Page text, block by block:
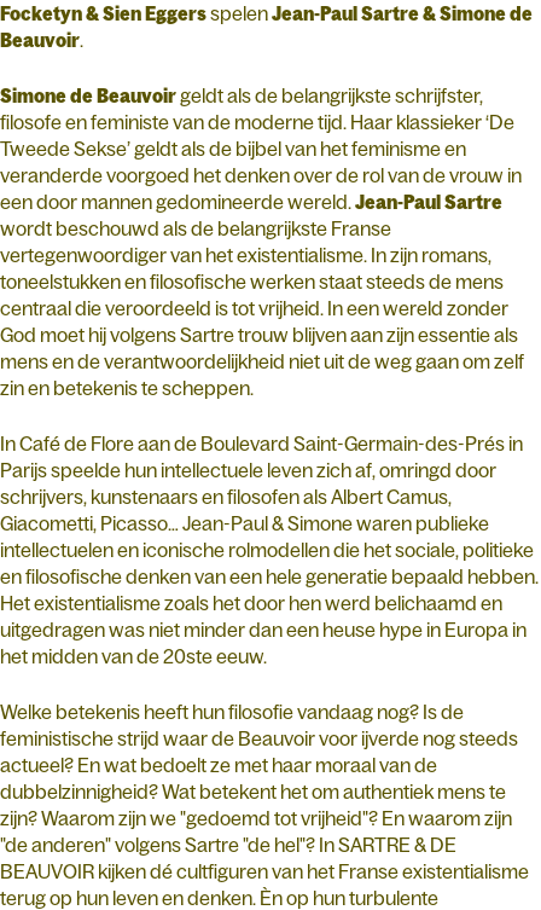
Focketyn & Sien EggersspelenJean-Paul Sartre & Simone de
Beauvoir
Simone de Beauvoirgeldt als de belangrijkste schrijfster,
filosofe en feministe van de moderne tijd. Haar klassieker ‘De
Tweede Sekse’ geldt als de bijbel van het feminisme en
veranderde voorgoed het denken over de rol van de vrouw in
een door mannen gedomineerde wereld. Jean-Paul Sartre
wordt beschouwd als de belangrijkste Franse
vertegenwoordiger van het existentialisme. In zijn romans,
toneelstukken en filosofische werken staat steeds de mens
centraal die veroordeeld is tot vrijheid. In een wereld zonder
God moet hij volgens Sartre trouw blijven aan zijn essentie als
mens en de verantwoordelijkheid niet uit de weg gaan om zelf
zin en betekenis te scheppen.
In Café de Flore aan de Boulevard Saint-Germain-des-Prés in
Parijs speelde hun intellectuele leven zich af, omringd door
schrijvers, kunstenaars en filosofen als Albert Camus,
Giacometti, Picasso… Jean-Paul & Simone waren publieke
intellectuelen en iconische rolmodellen die het sociale, politieke
en filosofische denken van een hele generatie bepaald hebben.
Het existentialisme zoals het door hen werd belichaamd en
uitgedragen was niet minder dan een heuse hype in Europa in
het midden van de 20ste eeuw.
Welke betekenis heeft hun filosofie vandaag nog? Is de
feministische strijd waar de Beauvoir voor ijverde nog steeds
actueel? En wat bedoelt ze met haar moraal van de
dubbelzinnigheid? Wat betekent het om authentiek mens te
zijn? Waarom zijn we "gedoemd tot vrijheid"? En waarom zijn
"de anderen" volgens Sartre "de hel"? In SARTRE & DE
BEAUVOIR kijken dé cultfiguren van het Franse existentialisme
terug op hun leven en denken. Èn op hun turbulente